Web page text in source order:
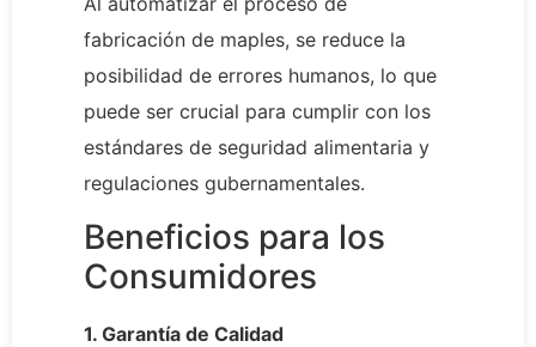
fabricación de maples, se reduce la
posibilidad de errores humanos, lo que
puede ser crucial para cumplir con los
estándares de seguridad alimentaria y
regulaciones gubernamentales.
Beneficios para los
Consumidores
1. Garantía de Calidad